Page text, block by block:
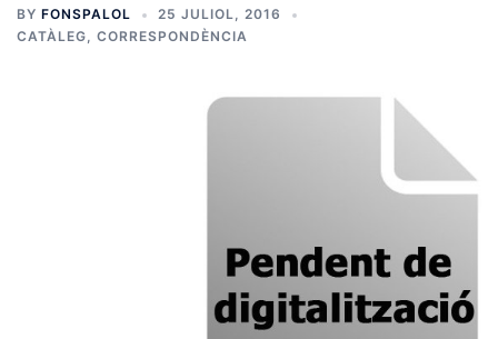
BY FONSPALOL
25 JULIOL, 2016
CATÀLEG, CORRESPONDÈNCIA